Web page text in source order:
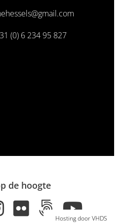
(0) 6 234 95 827
de hoogte
Hosting door VHDS